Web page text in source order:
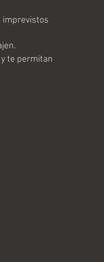
imprevistos
te permitan